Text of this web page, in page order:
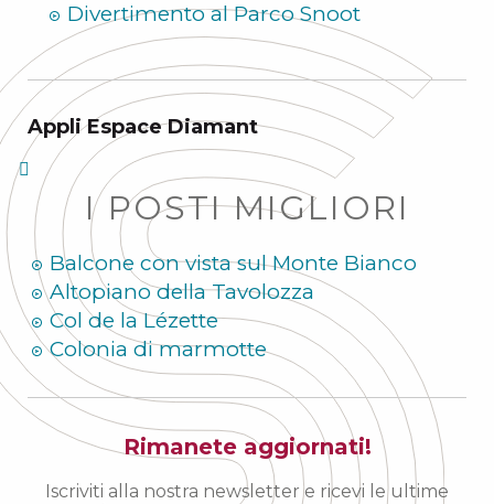
Divertimento al Parco Snoot
Appli Espace Diamant
I POSTI MIGLIORI
Balcone con vista sul Monte Bianco
Altopiano della Tavolozza
Col de la Lézette
Colonia di marmotte
Rimanete aggiornati!
Iscriviti alla nostra newsletter e ricevi le ultime